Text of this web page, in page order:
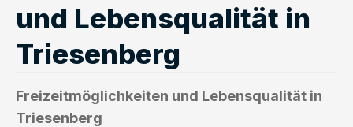
und Lebensqualität in
Triesenberg
Freizeitmöglichkeiten und Lebensqualität in
Triesenberg